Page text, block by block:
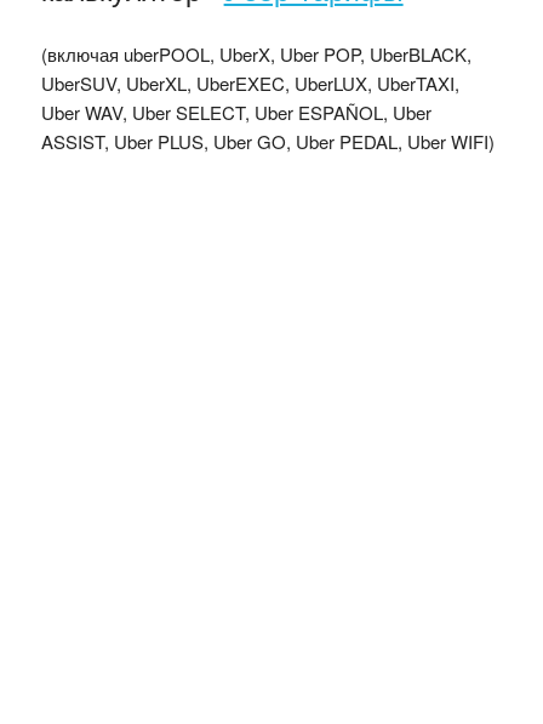
(включая uberPOOL, UberX, Uber POP, UberBLACK,
UberSUV, UberXL, UberEXEC, UberLUX, UberTAXI,
Uber WAV, Uber SELECT, Uber ESPAÑOL, Uber
ASSIST, Uber PLUS, Uber GO, Uber PEDAL, Uber WIFI)